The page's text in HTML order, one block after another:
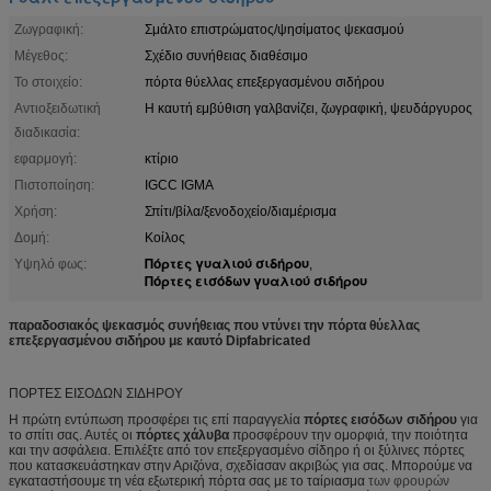
Ζωγραφική:
Σμάλτο επιστρώματος/ψησίματος ψεκασμού
Μέγεθος:
Σχέδιο συνήθειας διαθέσιμο
Το στοιχείο:
πόρτα θύελλας επεξεργασμένου σιδήρου
Αντιοξειδωτική
διαδικασία:
Η καυτή εμβύθιση γαλβανίζει, ζωγραφική, ψευδάργυρος
εφαρμογή:
κτίριο
Πιστοποίηση:
IGCC IGMA
Χρήση:
Σπίτι/βίλα/ξενοδοχείο/διαμέρισμα
Δομή:
Κοίλος
Υψηλό φως:
Πόρτες γυαλιού σιδήρου,
Πόρτες εισόδων γυαλιού σιδήρου
παραδοσιακός ψεκασμός συνήθειας που ντύνει την πόρτα θύελλας
επεξεργασμένου σιδήρου με καυτό Dipfabricated
ΠΟΡΤΕΣ ΕΙΣΟΔΩΝ ΣΙΔΗΡΟΥ
Η πρώτη εντύπωση προσφέρει τις επί παραγγελία πόρτες εισόδων σιδήρου για
το σπίτι σας. Αυτές οι πόρτες χάλυβα προσφέρουν την ομορφιά, την ποιότητα
και την ασφάλεια. Επιλέξτε από τον επεξεργασμένο σίδηρο ή οι ξύλινες πόρτες
που κατασκευάστηκαν στην Αριζόνα, σχεδίασαν ακριβώς για σας. Μπορούμε να
εγκαταστήσουμε τη νέα εξωτερική πόρτα σας με το ταίριασμα των φρουρών